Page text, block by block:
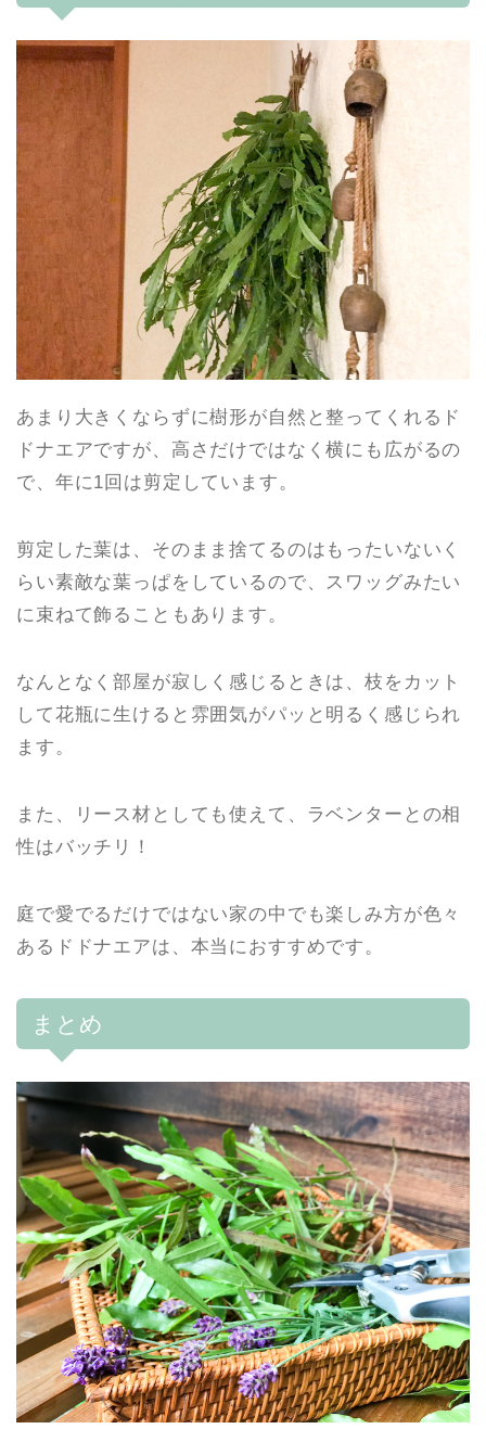
あまり大きくならずに樹形が自然と整ってくれるド
ドナエアですが、高さだけではなく横にも広がるの
で、年に1回は剪定しています。
剪定した葉は、そのまま捨てるのはもったいないく
らい素敵な葉っぱをしているので、スワッグみたい
に束ねて飾ることもあります。
なんとなく部屋が寂しく感じるときは、枝をカット
して花瓶に生けると雰囲気がパッと明るく感じられ
ます。
また、リース材としても使えて、ラベンターとの相
性はバッチリ！
庭で愛でるだけではない家の中でも楽しみ方が色々
あるドドナエアは、本当におすすめです。
まとめ